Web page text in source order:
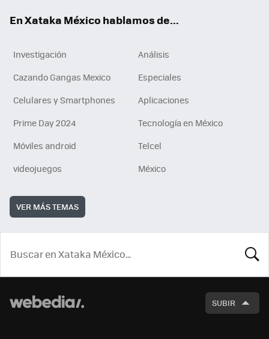
En Xataka México hablamos de...
Investigación
Análisis
Cazando Gangas Mexico
Especiales
Celulares y Smartphones
Aplicaciones
Prime Day 2024
Tecnología en México
Móviles android
Telcel
videojuegos
México
VER MÁS TEMAS
SUBIR